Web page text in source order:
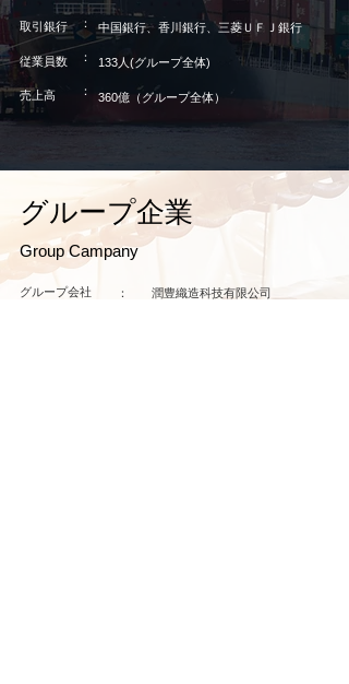
取引銀行
従業員数
売上高
：
：
：
中国銀行、 香川銀行、三菱ＵＦＪ銀行
133人(グループ全体)
360億（グループ全体）
​グループ企業
​Group Campany​
グループ会社 ： 潤豊織造科技有限公司